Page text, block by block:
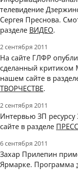
телевидение
Сергея Преснова.
разделе ВИДЕО.
2 сентября 2011
На сайте ГЛФР
сделанный критиком
нашем сайте в
ТВОРЧЕСТВЕ.
2 сентября 2011
Интервью ЗП ресурсу
сайте в разделе
6 сентября 2011
Захар Прилепин
Ярмарке. Программа